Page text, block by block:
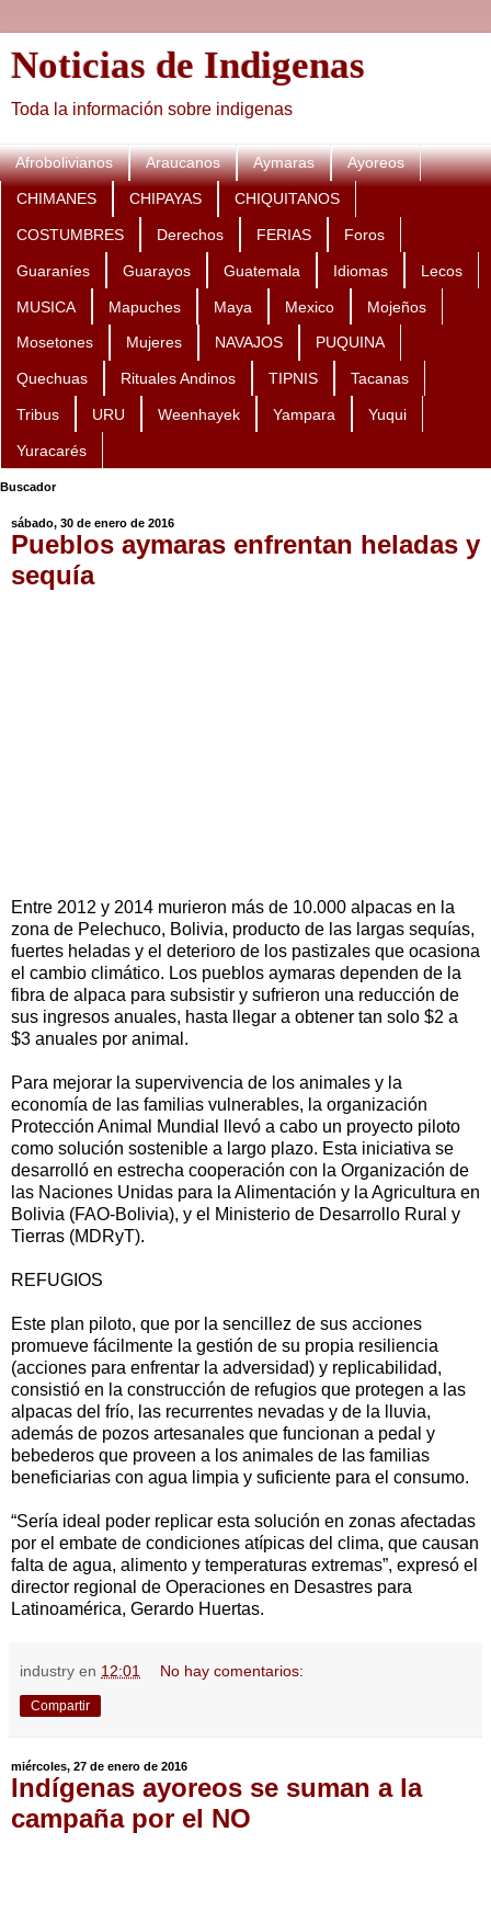
Noticias de Indigenas
Toda la información sobre indigenas
Afrobolivianos Araucanos Aymaras Ayoreos
CHIMANES CHIPAYAS CHIQUITANOS
COSTUMBRES Derechos FERIAS Foros
Guaraníes Guarayos Guatemala Idiomas Lecos
MUSICA Mapuches Maya Mexico Mojeños
Mosetones Mujeres NAVAJOS PUQUINA
Quechuas Rituales Andinos TIPNIS Tacanas
Tribus URU Weenhayek Yampara Yuqui
Yuracarés
Buscador
sábado, 30 de enero de 2016
Pueblos aymaras enfrentan heladas y
sequía
Entre 2012 y 2014 murieron más de 10.000 alpacas en la
zona de Pelechuco, Bolivia, producto de las largas sequías,
fuertes heladas y el deterioro de los pastizales que ocasiona
el cambio climático. Los pueblos aymaras dependen de la
fibra de alpaca para subsistir y sufrieron una reducción de
sus ingresos anuales, hasta llegar a obtener tan solo $2 a
$3 anuales por animal.
Para mejorar la supervivencia de los animales y la
economía de las familias vulnerables, la organización
Protección Animal Mundial llevó a cabo un proyecto piloto
como solución sostenible a largo plazo. Esta iniciativa se
desarrolló en estrecha cooperación con la Organización de
las Naciones Unidas para la Alimentación y la Agricultura en
Bolivia (FAO-Bolivia), y el Ministerio de Desarrollo Rural y
Tierras (MDRyT).
REFUGIOS
Este plan piloto, que por la sencillez de sus acciones
promueve fácilmente la gestión de su propia resiliencia
(acciones para enfrentar la adversidad) y replicabilidad,
consistió en la construcción de refugios que protegen a las
alpacas del frío, las recurrentes nevadas y de la lluvia,
además de pozos artesanales que funcionan a pedal y
bebederos que proveen a los animales de las familias
beneficiarias con agua limpia y suficiente para el consumo.
“Sería ideal poder replicar esta solución en zonas afectadas
por el embate de condiciones atípicas del clima, que causan
falta de agua, alimento y temperaturas extremas”, expresó el
director regional de Operaciones en Desastres para
Latinoamérica, Gerardo Huertas.
industry en 12:01 No hay comentarios:
Compartir
miércoles, 27 de enero de 2016
Indígenas ayoreos se suman a la
campaña por el NO